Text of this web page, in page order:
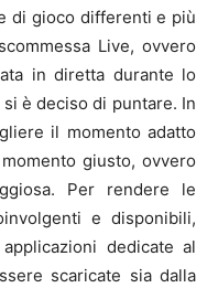
di gioco differenti e più
Live, ovvero
in diretta durante lo
è deciso di puntare. In
il momento adatto
giusto, ovvero
Per rendere le
e disponibili,
dedicate al
scaricate sia dalla